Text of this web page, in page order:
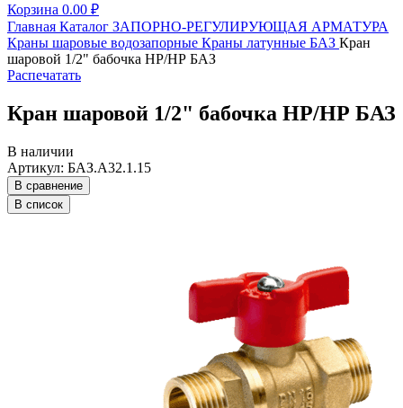
Корзина 0.00 ₽
Главная Каталог ЗАПОРНО-РЕГУЛИРУЮЩАЯ АРМАТУРА
Краны шаровые водозапорные Краны латунные БАЗ Кран
шаровой 1/2" бабочка НР/НР БАЗ
Распечатать
Кран шаровой 1/2" бабочка НР/НР БАЗ
В наличии
Артикул: БАЗ.А32.1.15
В сравнение
В список